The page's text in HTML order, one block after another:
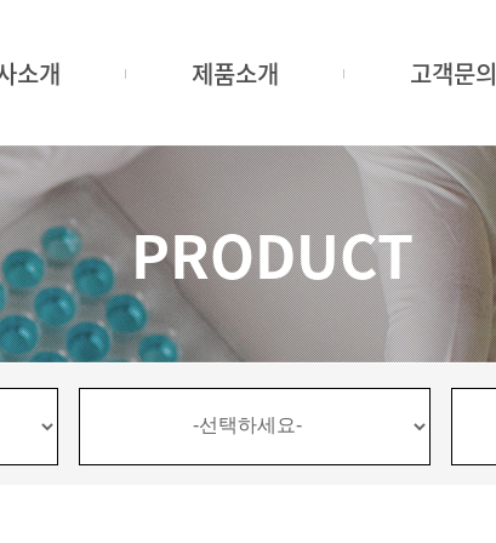
소개 제품소개 고객문의
PRODUCT